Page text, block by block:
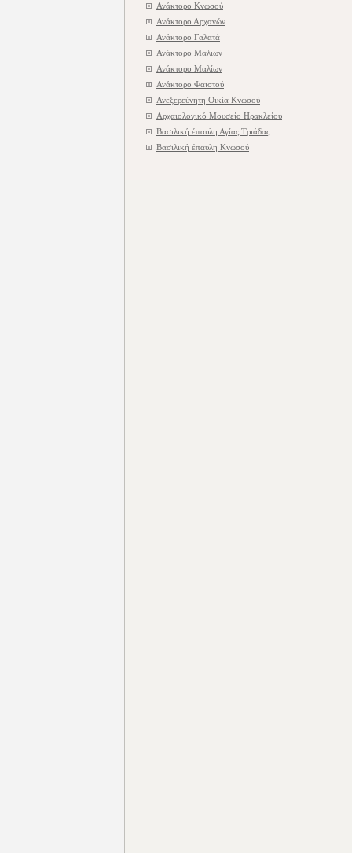
Ανάκτορο Kνωσού
Ανάκτορο Αρχανών
Ανάκτορο Γαλατά
Ανάκτορο Μαλιων
Ανάκτορο Μαλίων
Ανάκτορο Φαιστού
Ανεξερεύνητη Οικία Κνωσού
Αρχαιολογικό Μουσείο Ηρακλείου
Βασιλική έπαυλη Αγίας Τριάδας
Βασιλική έπαυλη Κνωσού